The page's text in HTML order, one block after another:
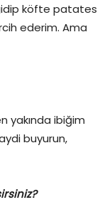
köfte patates
ederim. Ama
yakında ibiğim
buyurun,